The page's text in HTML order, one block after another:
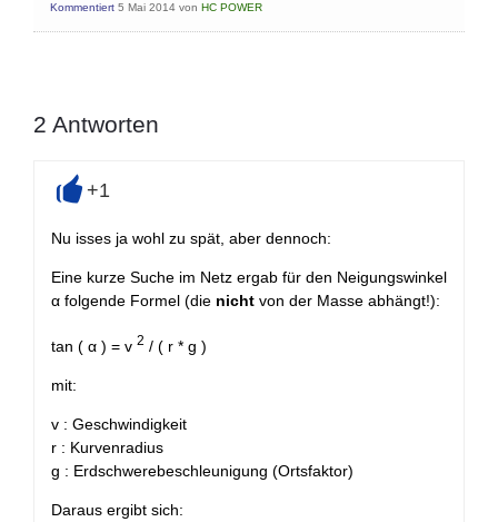
Kommentiert 5 Mai 2014 von HC POWER
2 Antworten
+1
Nu isses ja wohl zu spät, aber dennoch:
Eine kurze Suche im Netz ergab für den Neigungswinkel
α folgende Formel (die nicht von der Masse abhängt!):
tan ( α ) = v 2 / ( r * g )
mit:
v : Geschwindigkeit
r : Kurvenradius
g : Erdschwerebeschleunigung (Ortsfaktor)
Daraus ergibt sich: